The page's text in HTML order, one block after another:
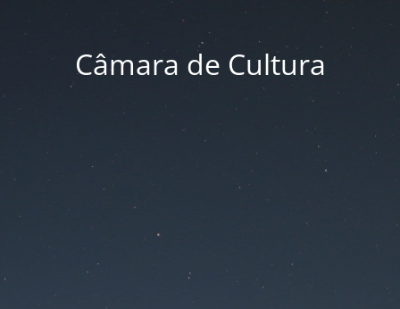
Câmara de Cultura